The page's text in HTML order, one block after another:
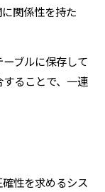
関係性を持た
ブルに保存して
ることで、一連
性を求めるシス